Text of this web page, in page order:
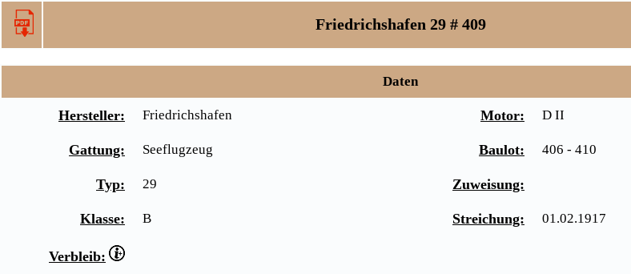
Friedrichshafen 29 # 409
Daten
Hersteller: Friedrichshafen Motor: D II
Gattung: Seeflugzeug Baulot: 406 - 410
Typ: 29 Zuweisung:
Klasse: B Streichung: 01.02.1917
Verbleib: